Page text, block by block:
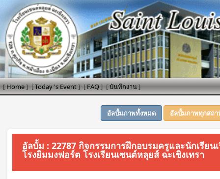
[Home] [Today 's Event] [FAQ] [บันทึกงาน]
อัลบั้มภาพทั้งหมด อัลบั้มภาพทุกสถา
อัลบั้ม : 22787 กิจกรรมการฝึกอบรมครูและนักเรีย
โรงยิมมงฟอร์ต โรงเรียนเซนต์หลุยส์ ฉะเชิงเทรา